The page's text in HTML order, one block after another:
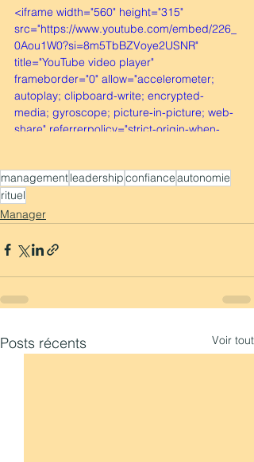
<iframe width="560" height="315"
src="https://www.youtube.com/embed/226_
0Aou1W0?si=8m5TbBZVoye2USNR"
title="YouTube video player"
frameborder="0" allow="accelerometer;
autoplay; clipboard-write; encrypted-
media; gyroscope; picture-in-picture; web-
share" referrerpolicy="strict-origin-when-
managementleadershipconfianceautonomie
rituel
Manager
Posts récents Voir tout